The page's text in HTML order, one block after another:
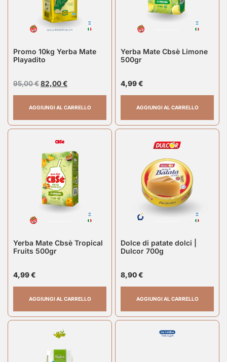
Promo 10kg Yerba Mate
Playadito
95,00€82,00€
AGGIUNGI AL CARRELLO
Yerba Mate Cbsè Limone
500gr
4,99€
AGGIUNGI AL CARRELLO
Yerba Mate Cbsè Tropical
Fruits 500gr
4,99€
AGGIUNGI AL CARRELLO
Dolce di patate dolci |
Dulcor 700g
8,90€
AGGIUNGI AL CARRELLO